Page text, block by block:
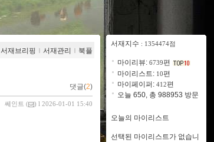
서재브리핑 ｌ 서재관리 ｌ 북플
댓글(2)
쎄인트 ( ) l 2026-01-01 15:40
서재지수 : 1354474점
마이리뷰: 6739편
마이리스트: 10편
마이페이퍼: 412편
오늘 650, 총 988953 방문
오늘의 마이리스트
선택된 마이리스트가 없습니